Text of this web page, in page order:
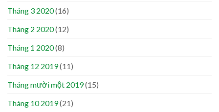
Tháng 3 2020(16)
Tháng 2 2020(12)
Tháng 1 2020(8)
Tháng 12 2019(11)
Tháng mười một 2019(15)
Tháng 10 2019(21)